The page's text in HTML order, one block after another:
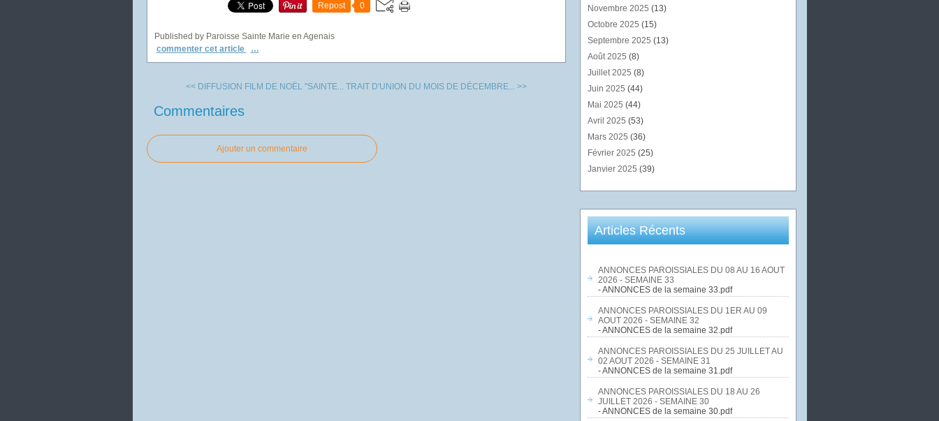
Repost 0
Published by Paroisse Sainte Marie en Agenais
commenter cet article
…
<< DIFFUSION FILM DE NOËL "SAINTE... TRAIT D'UNION DU MOIS DE DÉCEMBRE... >>
Commentaires
Ajouter un commentaire
Novembre 2025 (13)
Octobre 2025 (15)
Septembre 2025 (13)
Août 2025 (8)
Juillet 2025 (8)
Juin 2025 (44)
Mai 2025 (44)
Avril 2025 (53)
Mars 2025 (36)
Février 2025 (25)
Janvier 2025 (39)
Articles Récents
ANNONCES PAROISSIALES DU 08 AU 16 AOUT
2026 - SEMAINE 33
- ANNONCES de la semaine 33.pdf
ANNONCES PAROISSIALES DU 1ER AU 09
AOUT 2026 - SEMAINE 32
- ANNONCES de la semaine 32.pdf
ANNONCES PAROISSIALES DU 25 JUILLET AU
02 AOUT 2026 - SEMAINE 31
- ANNONCES de la semaine 31.pdf
ANNONCES PAROISSIALES DU 18 AU 26
JUILLET 2026 - SEMAINE 30
- ANNONCES de la semaine 30.pdf